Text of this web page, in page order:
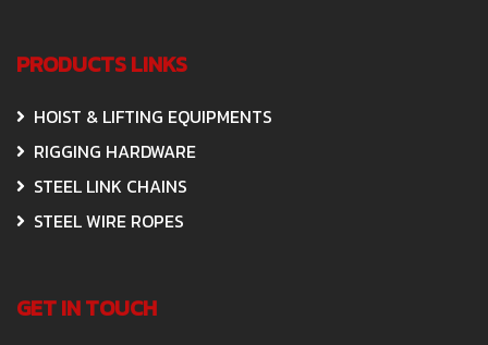
PRODUCTS LINKS
HOIST & LIFTING EQUIPMENTS
RIGGING HARDWARE
STEEL LINK CHAINS
STEEL WIRE ROPES
GET IN TOUCH